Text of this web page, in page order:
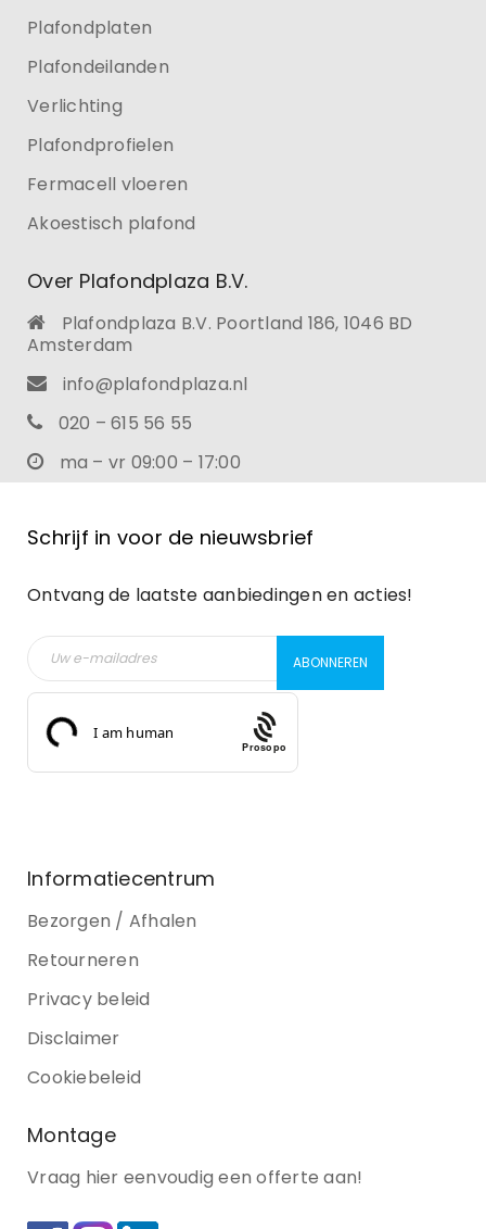
Plafondplaten
Plafondeilanden
Verlichting
Plafondprofielen
Fermacell vloeren
Akoestisch plafond
Over Plafondplaza B.V.
Plafondplaza B.V. Poortland 186, 1046 BD
Amsterdam
info@plafondplaza.nl
020 – 615 56 55
ma – vr 09:00 – 17:00
Schrijf in voor de nieuwsbrief
Ontvang de laatste aanbiedingen en acties!
Prosopo
Informatiecentrum
Bezorgen / Afhalen
Retourneren
Privacy beleid
Disclaimer
Cookiebeleid
Montage
Vraag hier eenvoudig een offerte aan!